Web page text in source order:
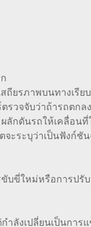
ถียรภาพบนทางเรียบ
รวจจับว่าถ้ารถตก
ลักดันรถให้เคลื่อน
จะระบุว่าเป็นฟังก์
บขี่ใหม่หรือการปรั
ำลังเปลี่ยนเป็นกา